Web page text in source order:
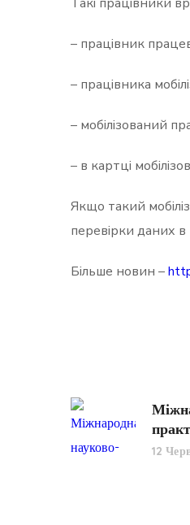
– працівник
– працівника
– мобілізований
– в картці
Якщо такий
перевірки даних в
Більше новин –
12